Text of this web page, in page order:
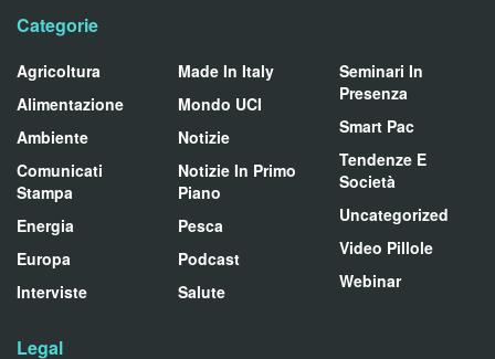
Categorie
Agricoltura
Alimentazione
Ambiente
Comunicati
Stampa
Energia
Europa
Interviste
Made In Italy
Mondo UCI
Notizie
Notizie In Primo
Piano
Pesca
Podcast
Salute
Seminari In
Presenza
Smart Pac
Tendenze E
Società
Uncategorized
Video Pillole
Webinar
Legal